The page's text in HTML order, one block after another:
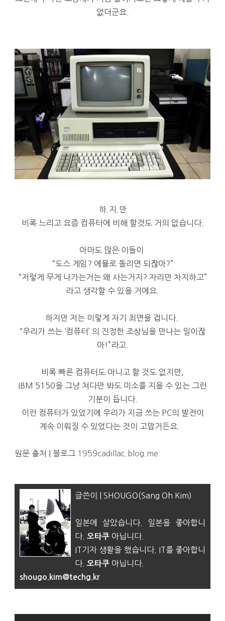
없더군요.
하.지.만
비록 느리고 요즘 컴퓨터에 비해 할것도 거의 없습니다.
아마도 많은 이들이
“도스 게임? 에뮬로 돌리면 되잖아?”
“저렇게 무게 나가는거는 왜 사는거지? 자리만 차지하고”
라고 생각할 수 있을 거에요.
하지만 저는 이렇게 자기 최면을 겁니다.
“우리가 쓰는 ‘컴퓨터’ 의 진정한 조상님을 만나는 일이잖
아!”라고.
비록 빠른 컴퓨터도 아니고 할 것도 없지만,
IBM 5150을 그냥 쳐다만 봐도 미소를 지을 수 있는 그런
기분이 듭니다.
이런 컴퓨터가 있었기에 우리가 지금 쓰는 PC의 발전이
계속 이뤄질 수 있었다는 것이 고맙거든요.
원문 출처 | 블로그 1959cadillac.blog.me
글쓴이 | SHOUGO(Sang Oh Kim)
일본에 살았습니다. 일본을 좋아합니
다. 오타쿠 아닙니다.
IT기자 생활을 했습니다. IT를 좋아합니
다. 오타쿠 아닙니다.
shougo.kim@techg.kr